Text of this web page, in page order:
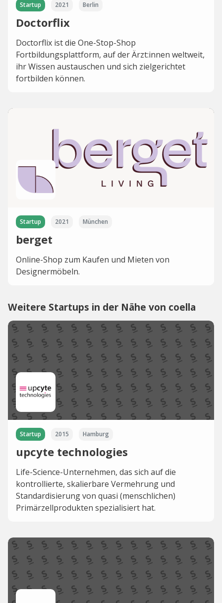
Startup 2021 Berlin
Doctorflix
Doctorflix ist die One-Stop-Shop
Fortbildungsplattform, auf der Ärzt:innen weltweit,
ihr Wissen austauschen und sich zielgerichtet
fortbilden können.
Startup 2021 München
berget
Online-Shop zum Kaufen und Mieten von
Designermöbeln.
Weitere Startups in der Nähe von coella
Startup 2015 Hamburg
upcyte technologies
Life-Science-Unternehmen, das sich auf die
kontrollierte, skalierbare Vermehrung und
Standardisierung von quasi (menschlichen)
Primärzellprodukten spezialisiert hat.